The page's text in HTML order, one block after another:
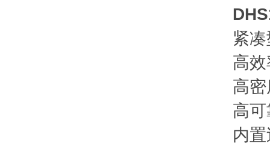
紧凑型
高效
高密
高可靠
内置过